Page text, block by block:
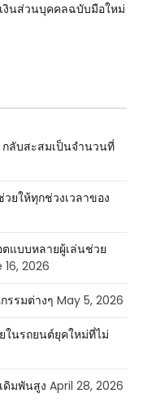
งินส่วนบุคคลฉบับมือใหม่
ลับสะสมเป็นจำนวนที่
ยให้ทุกช่วงเวลาของ
ตแบบหลายผู้เล่นช่วย
16, 2026
รรมต่างๆ May 5, 2026
ในรถยนต์ยุคใหม่ที่ไม่
ดิมพันสูง April 28, 2026